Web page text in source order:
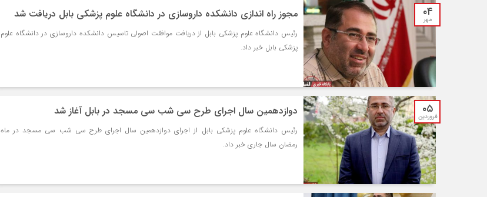
۰۴
مهر مجوز راه اندازی دانشکده داروسازی در دانشگاه علوم پزشکی بابل دریافت شد
رئیس دانشگاه علوم پزشکی بابل از دریافت موافقت اصولی تاسیس دانشکده داروسازی در دانشگاه علوم
پزشکی بابل خبر داد.
۰۵
فروردین دوازدهمین سال اجرای طرح سی شب سی مسجد در بابل آغاز شد
رئیس دانشگاه علوم پزشکی بابل از اجرای دوازدهمین سال اجرای طرح سی شب سی مسجد در ماه
رمضان سال جاری خبر داد.